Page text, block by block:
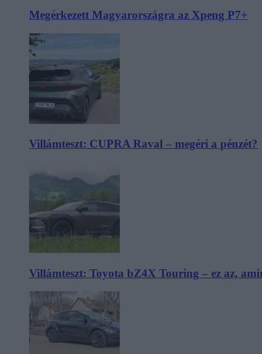
Megérkezett Magyarországra az Xpeng P7+
Villámteszt: CUPRA Raval – megéri a pénzét?
Villámteszt: Toyota bZ4X Touring – ez az,